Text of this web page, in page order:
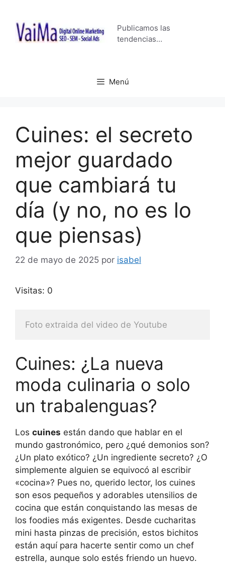
contenido
Publicamos las
tendencias…
Menú
Cuines: el secreto
mejor guardado
que cambiará tu
día (y no, no es lo
que piensas)
22 de mayo de 2025 por isabel
Visitas: 0
Foto extraida del video de Youtube
Cuines: ¿La nueva
moda culinaria o solo
un trabalenguas?
Los cuines están dando que hablar en el
mundo gastronómico, pero ¿qué demonios son?
¿Un plato exótico? ¿Un ingrediente secreto? ¿O
simplemente alguien se equivocó al escribir
«cocina»? Pues no, querido lector, los cuines
son esos pequeños y adorables utensilios de
cocina que están conquistando las mesas de
los foodies más exigentes. Desde cucharitas
mini hasta pinzas de precisión, estos bichitos
están aquí para hacerte sentir como un chef
estrella, aunque solo estés friendo un huevo.